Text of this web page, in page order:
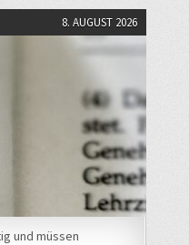
8. AUGUST 2026
und müssen